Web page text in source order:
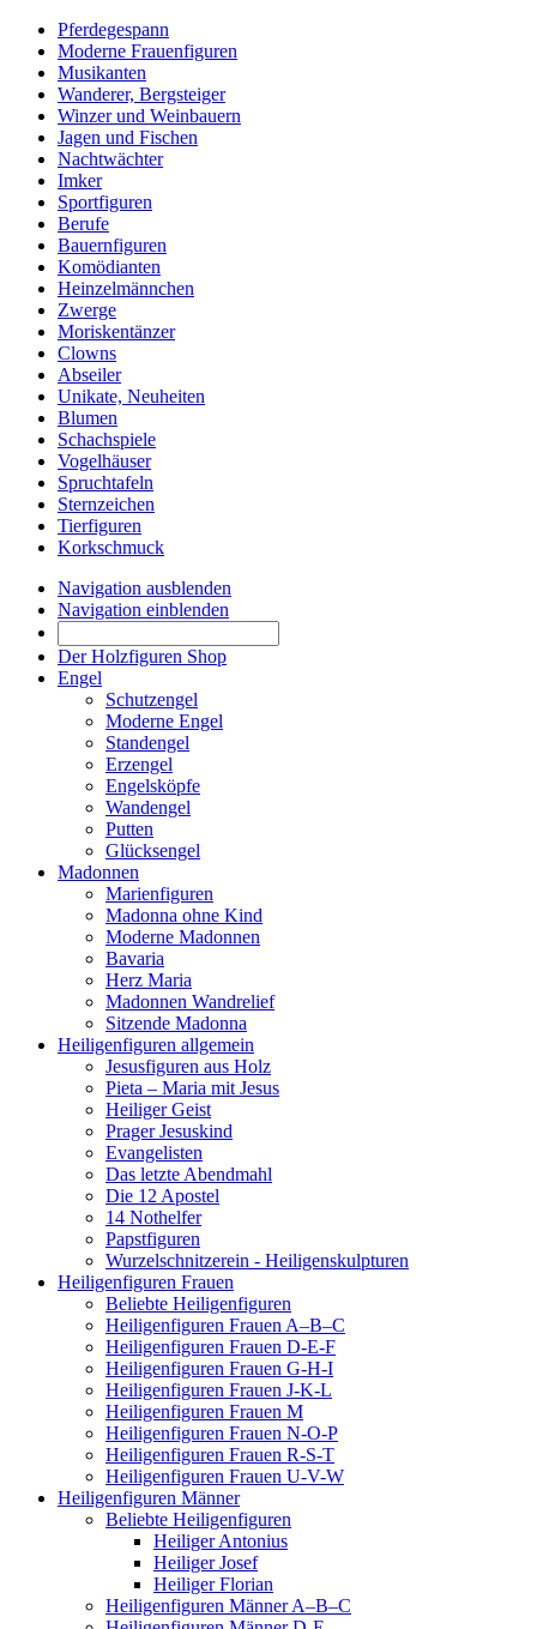
Pferdegespann
Moderne Frauenfiguren
Musikanten
Wanderer, Bergsteiger
Winzer und Weinbauern
Jagen und Fischen
Nachtwächter
Imker
Sportfiguren
Berufe
Bauernfiguren
Komödianten
Heinzelmännchen
Zwerge
Moriskentänzer
Clowns
Abseiler
Unikate, Neuheiten
Blumen
Schachspiele
Vogelhäuser
Spruchtafeln
Sternzeichen
Tierfiguren
Korkschmuck
Navigation ausblenden
Navigation einblenden
Der Holzfiguren Shop
Engel
Schutzengel
Moderne Engel
Standengel
Erzengel
Engelsköpfe
Wandengel
Putten
Glücksengel
Madonnen
Marienfiguren
Madonna ohne Kind
Moderne Madonnen
Bavaria
Herz Maria
Madonnen Wandrelief
Sitzende Madonna
Heiligenfiguren allgemein
Jesusfiguren aus Holz
Pieta – Maria mit Jesus
Heiliger Geist
Prager Jesuskind
Evangelisten
Das letzte Abendmahl
Die 12 Apostel
14 Nothelfer
Papstfiguren
Wurzelschnitzerein - Heiligenskulpturen
Heiligenfiguren Frauen
Beliebte Heiligenfiguren
Heiligenfiguren Frauen A–B–C
Heiligenfiguren Frauen D-E-F
Heiligenfiguren Frauen G-H-I
Heiligenfiguren Frauen J-K-L
Heiligenfiguren Frauen M
Heiligenfiguren Frauen N-O-P
Heiligenfiguren Frauen R-S-T
Heiligenfiguren Frauen U-V-W
Heiligenfiguren Männer
Beliebte Heiligenfiguren
Heiliger Antonius
Heiliger Josef
Heiliger Florian
Heiligenfiguren Männer A–B–C